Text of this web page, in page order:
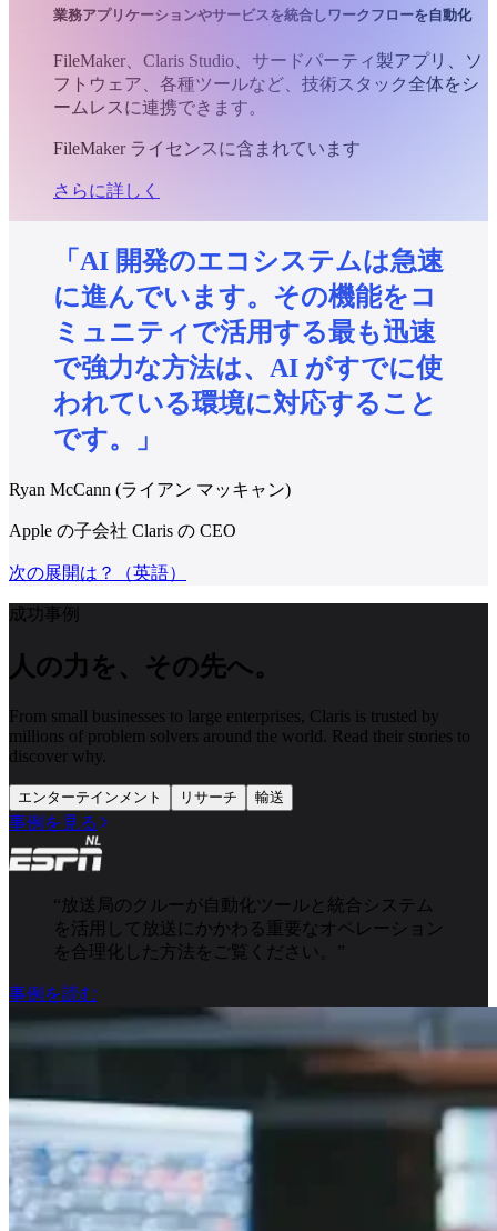
業務アプリケーションやサービスを統合しワークフローを自動化
FileMaker、Claris Studio、サードパーティ製アプリ、ソ
フトウェア、各種ツールなど、技術スタック全体をシ
ームレスに連携できます。
FileMaker ライセンスに含まれています
さらに詳しく
「AI 開発のエコシステムは急速
に進んでいます。その機能をコ
ミュニティで活用する最も迅速
で強力な方法は、AI がすでに使
われている環境に対応すること
です。」
Ryan McCann (ライアン マッキャン)
Apple の子会社 Claris の CEO
次の展開は？（英語）
成功事例
人の力を、その先へ。
From small businesses to large enterprises, Claris is trusted by
millions of problem solvers around the world. Read their stories to
discover why.
エンターテインメント リサーチ 輸送
事例を見る
“ 放送局のクルーが自動化ツールと統合システム
を活用して放送にかかわる重要なオペレーション
を合理化した方法をご覧ください。 ”
事例を読む